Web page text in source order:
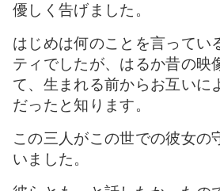
優しく告げました。
はじめは何のことを言ってい
ティでしたが、はるか昔の映
て、生まれる前からお互いに
だったと知ります。
この三人がこの世での彼女の
いました。